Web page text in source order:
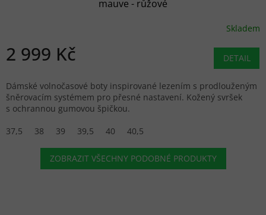
mauve - růžové
Skladem
2 999 Kč DETAIL
Dámské volnočasové boty inspirované lezením s prodlouženým
šněrovacím systémem pro přesné nastavení. Kožený svršek
s ochrannou gumovou špičkou.
37,5
38 39 39,5 40 40,5
ZOBRAZIT VŠECHNY PODOBNÉ PRODUKTY